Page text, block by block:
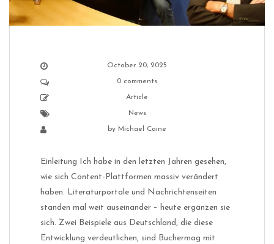
October 20, 2025
0 comments
Article
News
by Michael Caine
Einleitung Ich habe in den letzten Jahren gesehen,
wie sich Content-Plattformen massiv verändert
haben. Literaturportale und Nachrichtenseiten
standen mal weit auseinander – heute ergänzen sie
sich. Zwei Beispiele aus Deutschland, die diese
Entwicklung verdeutlichen, sind Buchermag mit